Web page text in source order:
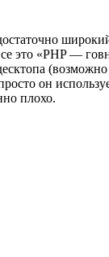
широкий
«PHP —
он
плохо.